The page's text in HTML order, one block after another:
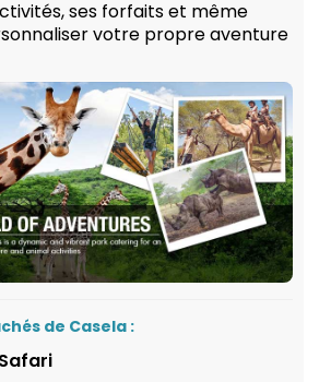
ses forfaits et même
votre propre aventure
de Casela :